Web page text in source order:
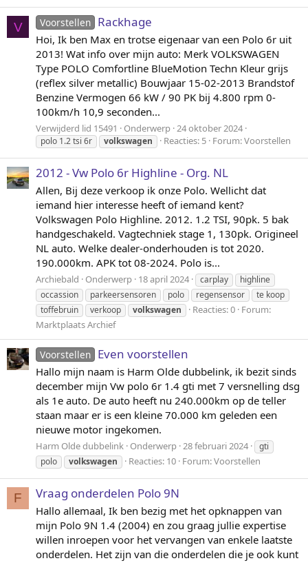
V Voorstellen Rackhage
Hoi, Ik ben Max en trotse eigenaar van een Polo 6r uit
2013! Wat info over mijn auto: Merk VOLKSWAGEN
Type POLO Comfortline BlueMotion Techn Kleur grijs
(reflex silver metallic) Bouwjaar 15-02-2013 Brandstof
Benzine Vermogen 66 kW / 90 PK bij 4.800 rpm 0-
100km/h 10,9 seconden...
Verwijderd lid 15491 Onderwerp 24 oktober 2024
polo 1.2 tsi 6r volkswagen Reacties: 5 Forum:Voorstellen
2012 - Vw Polo 6r Highline - Org. NL
Allen, Bij deze verkoop ik onze Polo. Wellicht dat
iemand hier interesse heeft of iemand kent?
Volkswagen Polo Highline. 2012. 1.2 TSI, 90pk. 5 bak
handgeschakeld. Vagtechniek stage 1, 130pk. Origineel
NL auto. Welke dealer-onderhouden is tot 2020.
190.000km. APK tot 08-2024. Polo is...
Archiebald Onderwerp 18 april 2024 carplay
highline
occassion
parkeersensoren polo regensensor
te koop
toffebruin
verkoop volkswagen Reacties: 0 Forum:
Marktplaats Archief
Voorstellen Even voorstellen
Hallo mijn naam is Harm Olde dubbelink, ik bezit sinds
december mijn Vw polo 6r 1.4 gti met 7 versnelling dsg
als 1e auto. De auto heeft nu 240.000km op de teller
staan maar er is een kleine 70.000 km geleden een
nieuwe motor ingekomen.
Harm Olde dubbelink Onderwerp 28 februari 2024
gti
polo
volkswagen Reacties: 10 Forum:Voorstellen
F Vraag onderdelen Polo 9N
Hallo allemaal, Ik ben bezig met het opknappen van
mijn Polo 9N 1.4 (2004) en zou graag jullie expertise
willen inroepen voor het vervangen van enkele laatste
onderdelen. Het zijn van die onderdelen die je ook kunt